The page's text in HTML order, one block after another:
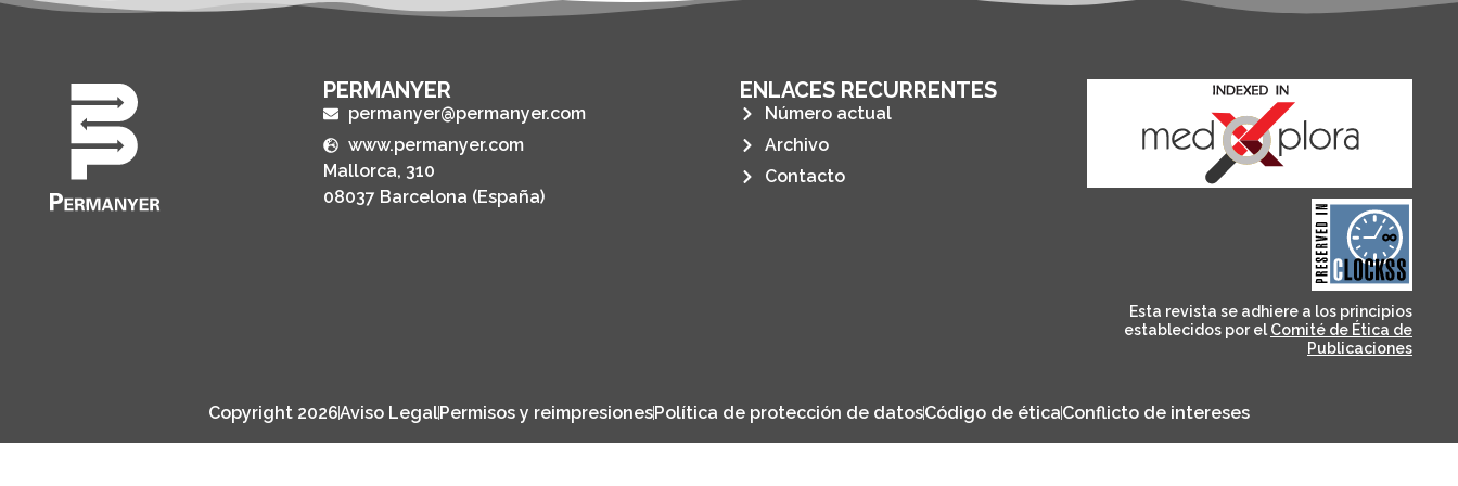
PERMANYER
permanyer@permanyer.com
www.permanyer.com
Mallorca, 310
08037 Barcelona (España)
ENLACES RECURRENTES
Número actual
Archivo
Contacto
CLOCKSS is a dak archive
that ensures the long-
term survival of web-
based scholary
publications, governed by
and for its stakeholders.
Esta revista se adhiere a los principios
establecidos por el Comité de Ética de
Publicaciones
Copyright 2026Aviso LegalPermisos y reimpresionesPolítica de protección de datosCódigo de éticaConflicto de intereses